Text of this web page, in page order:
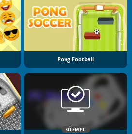
Pong Football
SÓ EM PC